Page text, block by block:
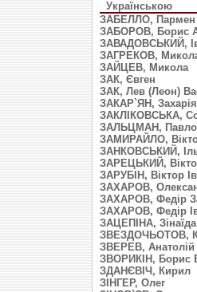
Українською
ЗАБЕЛЛО, Пармен
ЗАБОРОВ, Борис
ЗАВАДОВСЬКИЙ,
ЗАГРЕКОВ,
ЗАЙЦЕВ, Микола
ЗАК, Євген
ЗАК, Лев (Леон)
ЗАКАР`ЯН, Захарія
ЗАКЛІКОВСЬКА,
ЗАЛЬЦМАН, Павло
ЗАМИРАЙЛО,
ЗАНКОВСЬКИЙ,
ЗАРЕЦЬКИЙ,
ЗАРУБІН, Віктор
ЗАХАРОВ,
ЗАХАРОВ, Федір
ЗАХАРОВ, Федір
ЗАЦЕПІНА, Зінаїда
ЗВEЗДОЧЬОТОВ,
ЗВЕРЕВ, Анатолій
ЗВОРИКІН, Борис
ЗДАНЄВІЧ, Кирил
ЗІНГЕР, Олег